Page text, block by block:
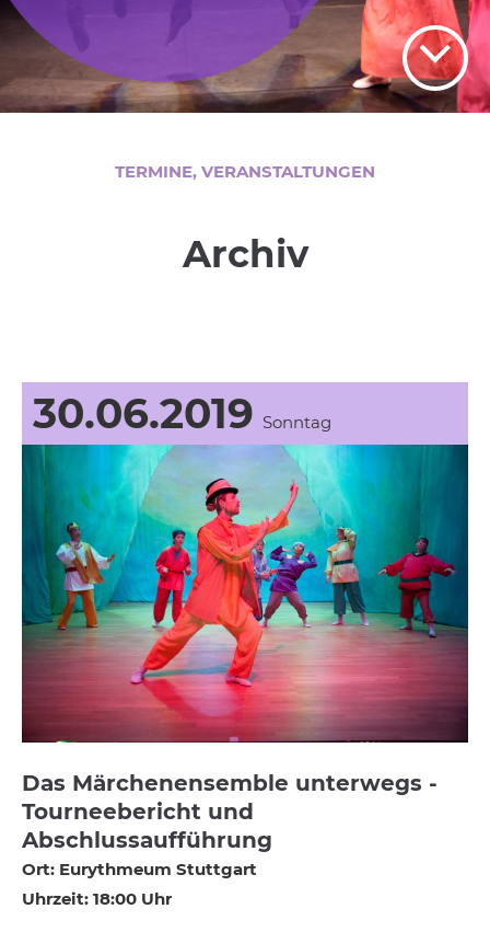
TERMINE, VERANSTALTUNGEN
Archiv
30.06.2019 Sonntag
Das Märchenensemble unterwegs -
Tourneebericht und
Abschlussaufführung
Ort: Eurythmeum Stuttgart
Uhrzeit: 18:00 Uhr